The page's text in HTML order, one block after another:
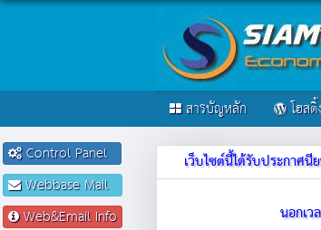
สารบัญหลัก โฮสติ้
เว็บไซต์นี้ได้รับประกาศ
นอกเ
Control Panel
Webbase Mail
Web&Email Info